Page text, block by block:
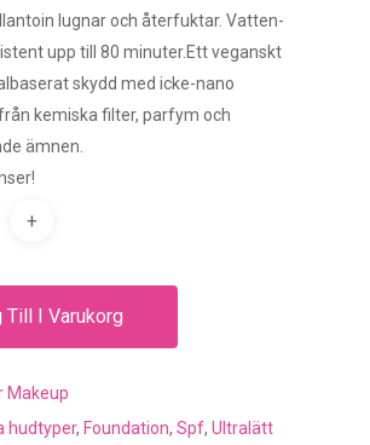
lugnar och återfuktar. Vatten-
upp till 80 minuter.Ett veganskt
skydd med icke-nano
kemiska filter, parfym och
ämnen.
Till I Varukorg
Makeup
hudtyper, Foundation, Spf, Ultralätt